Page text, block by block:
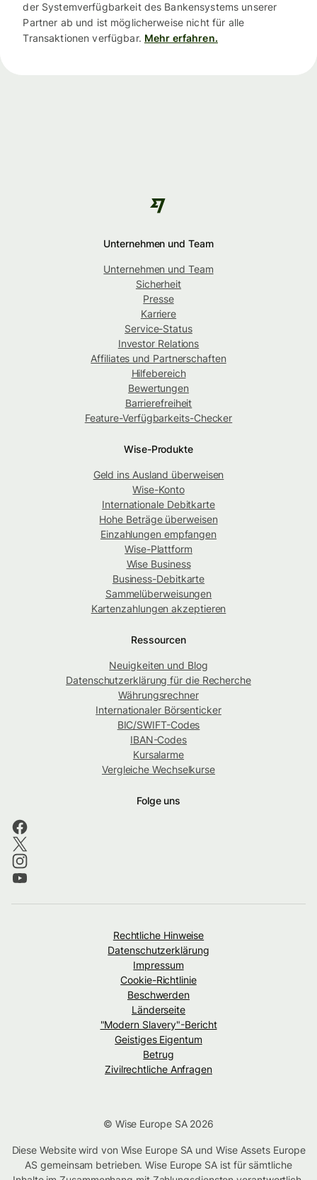
der Systemverfügbarkeit des Bankensystems unserer
Partner ab und ist möglicherweise nicht für alle
Transaktionen verfügbar. Mehr erfahren.
Unternehmen und Team
Unternehmen und Team
Sicherheit
Presse
Karriere
Service-Status
Investor Relations
Affiliates und Partnerschaften
Hilfebereich
Bewertungen
Barrierefreiheit
Feature-Verfügbarkeits-Checker
Wise-Produkte
Geld ins Ausland überweisen
Wise-Konto
Internationale Debitkarte
Hohe Beträge überweisen
Einzahlungen empfangen
Wise-Plattform
Wise Business
Business-Debitkarte
Sammelüberweisungen
Kartenzahlungen akzeptieren
Ressourcen
Neuigkeiten und Blog
Datenschutzerklärung für die Recherche
Währungsrechner
Internationaler Börsenticker
BIC/SWIFT-Codes
IBAN-Codes
Kursalarme
Vergleiche Wechselkurse
Folge uns
Rechtliche Hinweise
Datenschutzerklärung
Impressum
Cookie-Richtlinie
Beschwerden
Länderseite
"Modern Slavery"-Bericht
Geistiges Eigentum
Betrug
Zivilrechtliche Anfragen
© Wise Europe SA 2026
Diese Website wird von Wise Europe SA und Wise Assets Europe
AS gemeinsam betrieben. Wise Europe SA ist für sämtliche